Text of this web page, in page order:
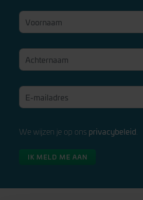
We wijzen je op ons privacybeleid
IK MELD ME AAN